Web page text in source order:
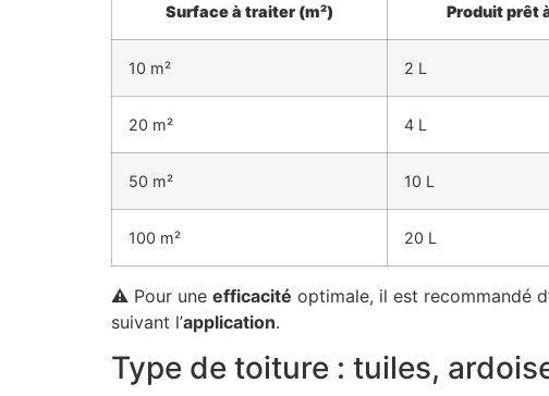
Surface à traiter (m²) Produit prêt
10 m² 2 L
20 m² 4 L
50 m² 10 L
100 m² 20 L
⚠️ Pour une efficacité optimale, il est recommandé
suivant l’application.
Type de toiture : tuiles,